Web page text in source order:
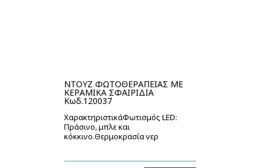
ΝΤΟΥΖ ΦΩΤΟΘΕΡΑΠΕΙΑΣ ΜΕ
ΚΕΡΑΜΙΚΑ ΣΦΑΙΡΙΔΙΑ
Κωδ.120037
ΧαρακτηριστικάΦωτισμός LED:
Πράσινο, μπλε και
κόκκινο.Θερμοκρασία νερ